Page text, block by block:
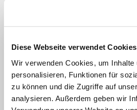
Diese Webseite verwendet Cookies
Wir verwenden Cookies, um Inhalte
personalisieren, Funktionen für
zu können und die Zugriffe auf
analysieren. Außerdem geben wir
Möglichkeit,
innerhalb von
naturw.
Studiengängen(z.B.
Biologie, Biochemie,